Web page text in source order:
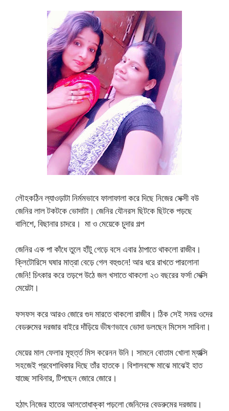
লৌহকঠিন ল্যাওড়াটা নির্মমভাবে ফালাফালা করে দিছে নিজের সেক্সী বউ
জেনির লাল টকটকে ভোদাটা। জেনির যৌনরস ছিটকে ছিটকে পড়ছে
বালিশে, বিছানার চাদরে। মা ও মেয়েকে চুদার গল্প
জেনির এক পা কাঁধে তুলে হাঁটু গেড়ে বসে এবার ঠাপাতে থাকলো রাজীব।
ক্লিটোরিসে ঘষার মাত্রা বেড়ে গেল বহুগুনে! আর ধরে রাখতে পারলোনা
জেনি! চিৎকার করে তড়পে উঠে জল খসাতে থাকলো ২৩ বছরের ফর্সা সেক্সি
মেয়েটা।
ফসফস করে আরও জোরে গুদ মারতে থাকলো রাজীব। ঠিক সেই সময় ওদের
বেডরুমের দরজার বাইরে দাঁড়িয়ে ভীষণভাবে ভোদা ডলছেন মিসেস সাবিনা।
মেয়ের মাল ফেলার মূহুর্ত্ত মিস করেনন উনি। সামনে বোতাম খোলা ম্যাক্সি
সহজেই প্রবেশাধিকার দিছে তাঁর হাতকে। বিশালবক্ষে মাঝে মাঝেই হাত
যাচ্ছে সাবিনার, টিপছেন জোরে জোরে।
হঠাৎ নিজের হাতের আলতোধাক্কা পড়লো জেনিদের বেডরুমের দরজায়।